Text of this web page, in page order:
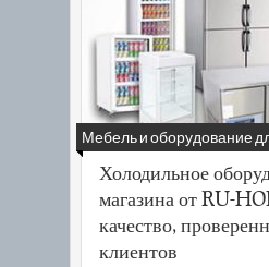
Мебель и оборудование
Холодильное
магазина от RU-
качество,
клиентов